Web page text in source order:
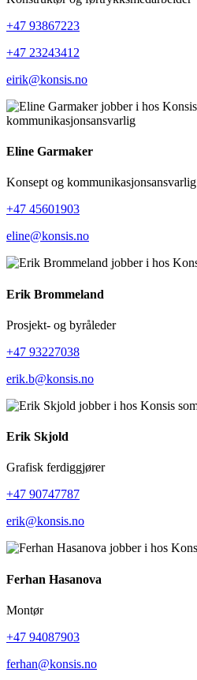
+47 93867223
+47 23243412
eirik@konsis.no
Eline Garmaker
Konsept og kommunikasjonsansvarlig
+47 45601903
eline@konsis.no
Erik Brommeland
Prosjekt- og byråleder
+47 93227038
erik.b@konsis.no
Erik Skjold
Grafisk ferdiggjører
+47 90747787
erik@konsis.no
Ferhan Hasanova
Montør
+47 94087903
ferhan@konsis.no